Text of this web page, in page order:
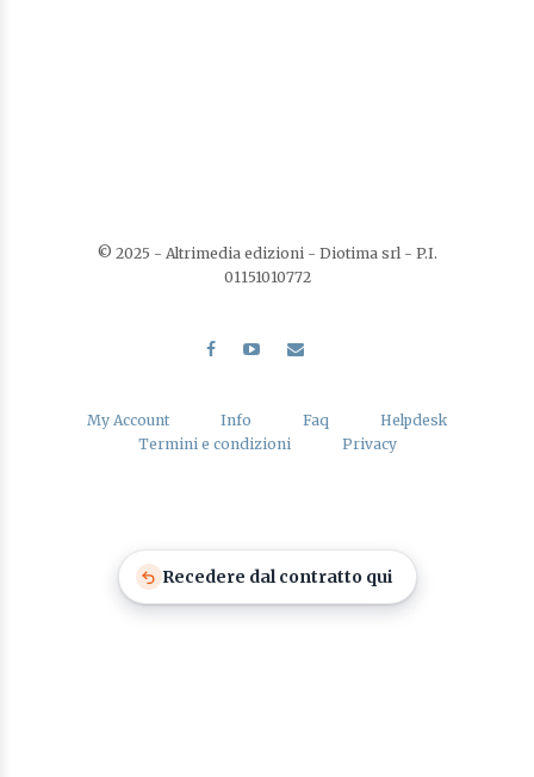
© 2025 - Altrimedia edizioni - Diotima srl - P.I.
01151010772
My Account Info Faq
Helpdesk
Termini e condizioni
Privacy
Recedere dal contratto qui